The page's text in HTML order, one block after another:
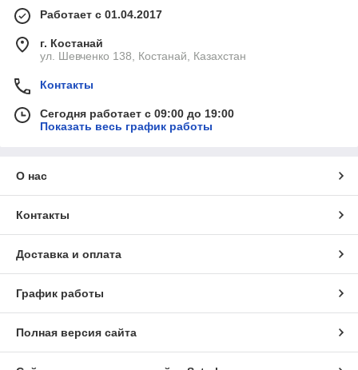
Работает с 01.04.2017
г. Костанай
ул. Шевченко 138, Костанай, Казахстан
Контакты
Сегодня работает с 09:00 до 19:00
Показать весь график работы
О нас
Контакты
Доставка и оплата
График работы
Полная версия сайта